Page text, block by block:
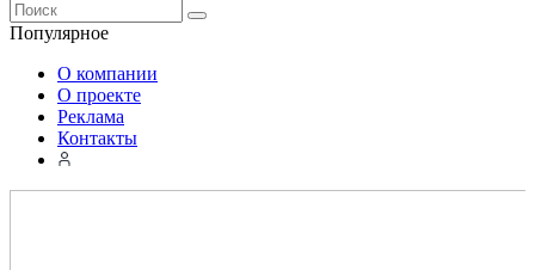
Популярное
О компании
О проекте
Реклама
Контакты